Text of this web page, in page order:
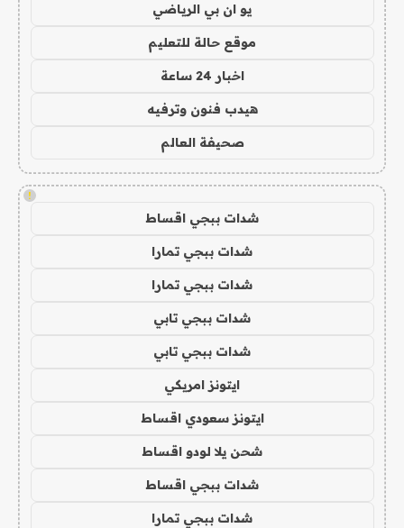
يو ان بي الرياضي
موقع حالة للتعليم
اخبار 24 ساعة
هيدب فنون وترفيه
صحيفة العالم
!
شدات ببجي اقساط
شدات ببجي تمارا
شدات ببجي تمارا
شدات ببجي تابي
شدات ببجي تابي
ايتونز امريكي
ايتونز سعودي اقساط
شحن يلا لودو اقساط
شدات ببجي اقساط
شدات ببجي تمارا